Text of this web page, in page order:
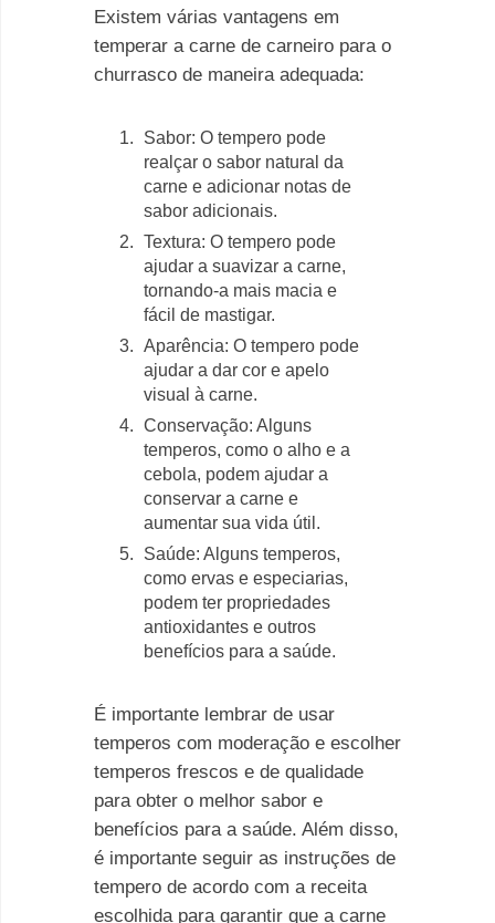
Existem várias vantagens em
temperar a carne de carneiro para o
churrasco de maneira adequada:
Sabor: O tempero pode
realçar o sabor natural da
carne e adicionar notas de
sabor adicionais.
Textura: O tempero pode
ajudar a suavizar a carne,
tornando-a mais macia e
fácil de mastigar.
Aparência: O tempero pode
ajudar a dar cor e apelo
visual à carne.
Conservação: Alguns
temperos, como o alho e a
cebola, podem ajudar a
conservar a carne e
aumentar sua vida útil.
Saúde: Alguns temperos,
como ervas e especiarias,
podem ter propriedades
antioxidantes e outros
benefícios para a saúde.
É importante lembrar de usar
temperos com moderação e escolher
temperos frescos e de qualidade
para obter o melhor sabor e
benefícios para a saúde. Além disso,
é importante seguir as instruções de
tempero de acordo com a receita
escolhida para garantir que a carne